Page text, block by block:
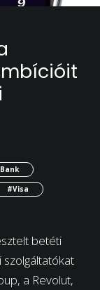
#Visa
betéti
szolgáltatókat
a Revolut,